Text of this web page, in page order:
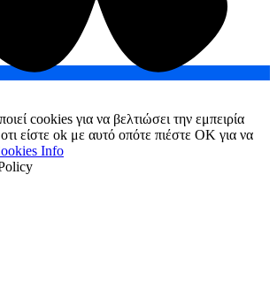
cookies για να βελτιώσει την εμπειρία
είστε ok με αυτό οπότε πιέστε ΟΚ για να
Info